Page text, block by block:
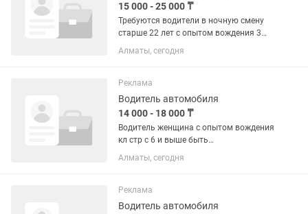
15 000 - 25 000 ₸
Требуются водители в ночную смену
старше 22 лет с опытом вождения 3
года на авто компаний на Яндекс такси
машины 2025-2026года работаем
Алматы, сегодня
Реклама
Водитель автомобиля
14 000 - 18 000 ₸
Водитель женщина с опытом вождения
кл стр с 6 и выше быть
пунктуальный,красивой,общительной
Алматы, сегодня
Реклама
Водитель автомобиля